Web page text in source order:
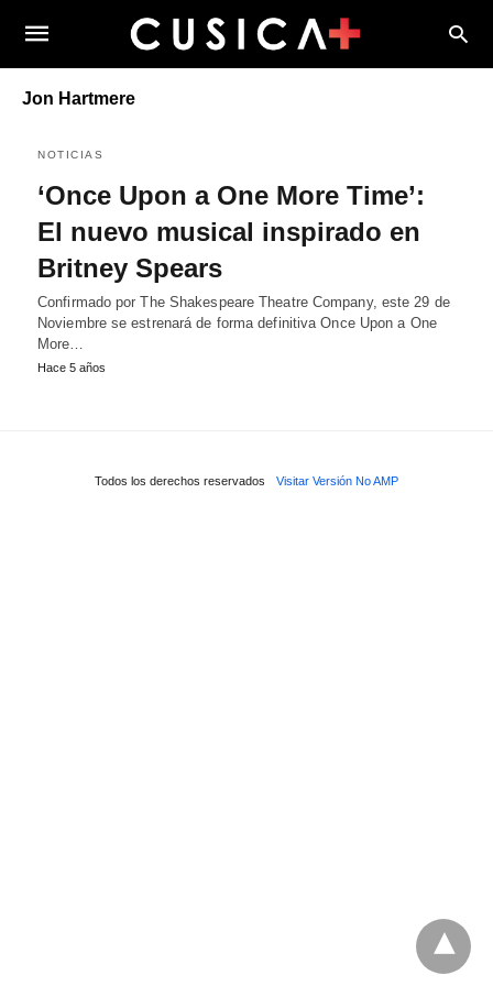
Jon Hartmere
NOTICIAS
‘Once Upon a One More Time’:
El nuevo musical inspirado en
Britney Spears
Confirmado por The Shakespeare Theatre Company, este 29 de
Noviembre se estrenará de forma definitiva Once Upon a One
More…
Hace 5 años
Todos los derechos reservados Visitar Versión No AMP